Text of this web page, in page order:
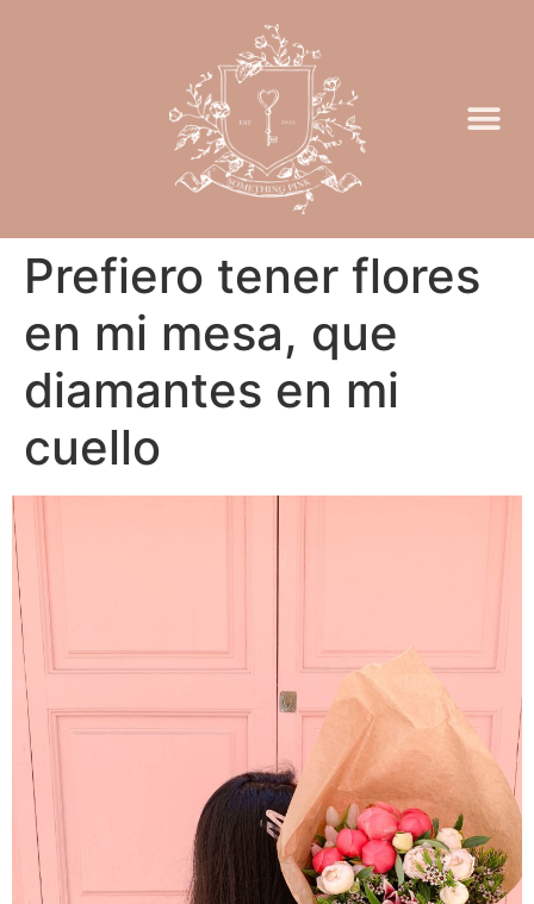
Prefiero tener flores
en mi mesa, que
diamantes en mi
cuello